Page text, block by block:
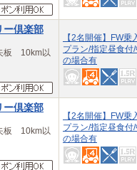
ー倶楽部
板 10km以
【2名開催】FW乗
プラン/指定昼食付/
の場合有
ー倶楽部
板 10km以
【2名開催】FW乗
プラン/指定昼食付/
の場合有